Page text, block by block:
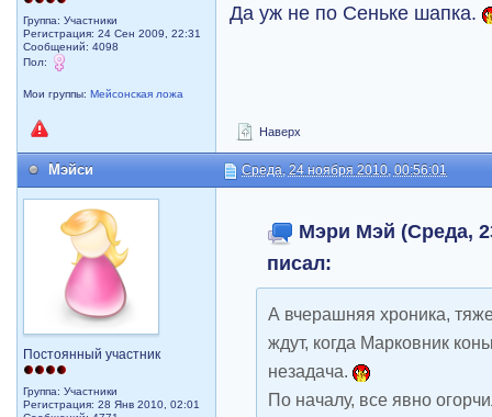
Группа: Участники
Регистрация: 24 Сен 2009, 22:31
Сообщений: 4098
Пол:
Мои группы:Мейсонская ложа
Да уж не по Сеньке шапка.
Наверх
Мэйси Среда, 24 ноября 2010, 00:56:01
Постоянный участник
Группа: Участники
Регистрация: 28 Янв 2010, 02:01
Мэри Мэй (Среда,
писал:
А вчерашняя хроника,
ждут, когда Марковник
незадача.
По началу, все явно